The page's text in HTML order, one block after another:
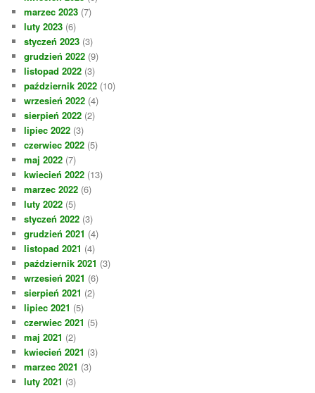
marzec 2023 (7)
luty 2023 (6)
styczeń 2023 (3)
grudzień 2022 (9)
listopad 2022 (3)
październik 2022 (10)
wrzesień 2022 (4)
sierpień 2022 (2)
lipiec 2022 (3)
czerwiec 2022 (5)
maj 2022 (7)
kwiecień 2022 (13)
marzec 2022 (6)
luty 2022 (5)
styczeń 2022 (3)
grudzień 2021 (4)
listopad 2021 (4)
październik 2021 (3)
wrzesień 2021 (6)
sierpień 2021 (2)
lipiec 2021 (5)
czerwiec 2021 (5)
maj 2021 (2)
kwiecień 2021 (3)
marzec 2021 (3)
luty 2021 (3)